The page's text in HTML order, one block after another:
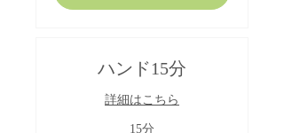
ハンド15分
詳細はこちら
15分